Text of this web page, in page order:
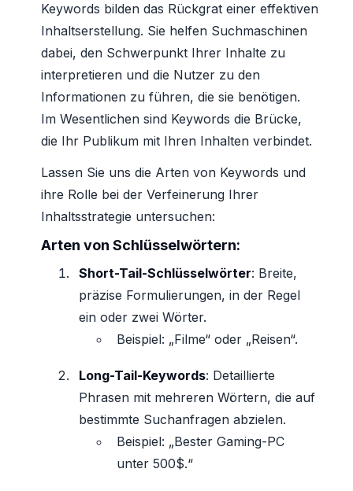
Keywords bilden das Rückgrat einer effektiven
Inhaltserstellung. Sie helfen Suchmaschinen
dabei, den Schwerpunkt Ihrer Inhalte zu
interpretieren und die Nutzer zu den
Informationen zu führen, die sie benötigen.
Im Wesentlichen sind Keywords die Brücke,
die Ihr Publikum mit Ihren Inhalten verbindet.
Lassen Sie uns die Arten von Keywords und
ihre Rolle bei der Verfeinerung Ihrer
Inhaltsstrategie untersuchen:
Arten von Schlüsselwörtern:
Short-Tail-Schlüsselwörter: Breite,
präzise Formulierungen, in der Regel
ein oder zwei Wörter.
Beispiel: „Filme“ oder „Reisen“.
Long-Tail-Keywords: Detaillierte
Phrasen mit mehreren Wörtern, die auf
bestimmte Suchanfragen abzielen.
Beispiel: „Bester Gaming-PC
unter 500$.“